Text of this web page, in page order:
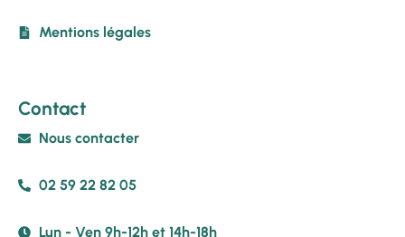
Mentions légales
Contact
Nous contacter
02 59 22 82 05
Lun - Ven 9h-12h et 14h-18h